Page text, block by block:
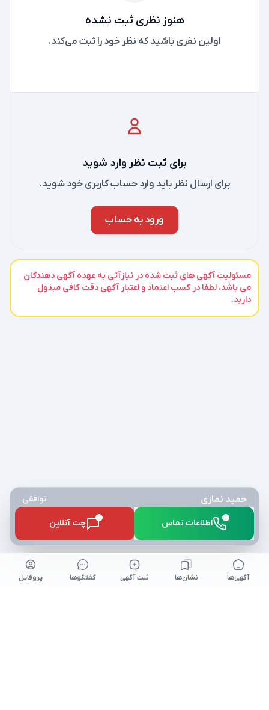
هنوز نظری ثبت نشده
اولین نفری باشید که نظر خود را ثبت می‌کند.
برای ثبت نظر وارد شوید
برای ارسال نظر باید وارد حساب کاربری خود شوید.
ورود به حساب
مسئولیت آگهی های ثبت شده در نیازآتی به عهده آگهی دهندگان
می باشد، لطفا در کسب اعتماد و اعتبار آگهی دقت کافی مبذول
دارید.
حمید نمازی توافقی
اطلاعات تماس چت آنلاین
آگهی‌ها نشان‌ها ثبت آگهی گفتگو‌ها پروفایل